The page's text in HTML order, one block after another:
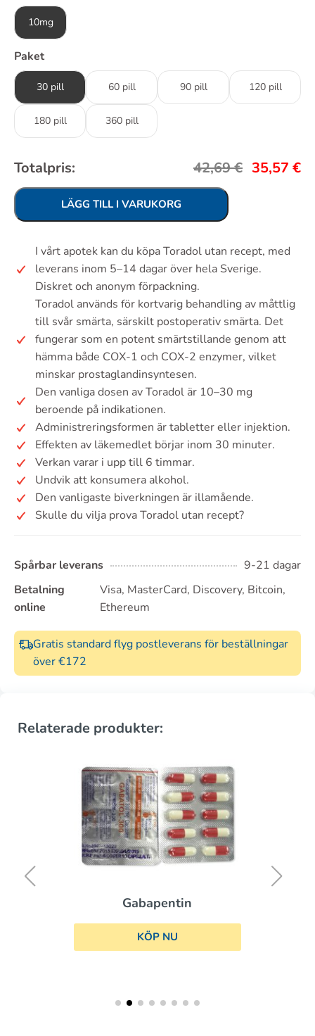
10mg
Paket
30 pill 60 pill 90 pill 120 pill
180 pill 360 pill
Totalpris: 42,69€ 35,57 €
LÄGG TILL I VARUKORG
I vårt apotek kan du köpa Toradol utan recept, med
leverans inom 5–14 dagar över hela Sverige.
Diskret och anonym förpackning.
Toradol används för kortvarig behandling av måttlig
till svår smärta, särskilt postoperativ smärta. Det
fungerar som en potent smärtstillande genom att
hämma både COX-1 och COX-2 enzymer, vilket
minskar prostaglandinsyntesen.
Den vanliga dosen av Toradol är 10–30 mg
beroende på indikationen.
Administreringsformen är tabletter eller injektion.
Effekten av läkemedlet börjar inom 30 minuter.
Verkan varar i upp till 6 timmar.
Undvik att konsumera alkohol.
Den vanligaste biverkningen är illamående.
Skulle du vilja prova Toradol utan recept?
Spårbar leverans
9-21 dagar
Betalning
online
Visa, MasterCard, Discovery, Bitcoin,
Ethereum
Gratis standard flyg postleverans för beställningar
över €172
Relaterade produkter:
Gabapentin
KÖP NU